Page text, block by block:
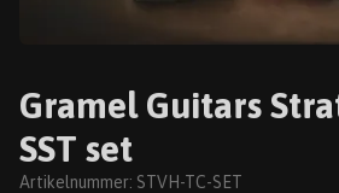
Gramel Guitars
SST set
Artikelnummer: STVH-TC-SET